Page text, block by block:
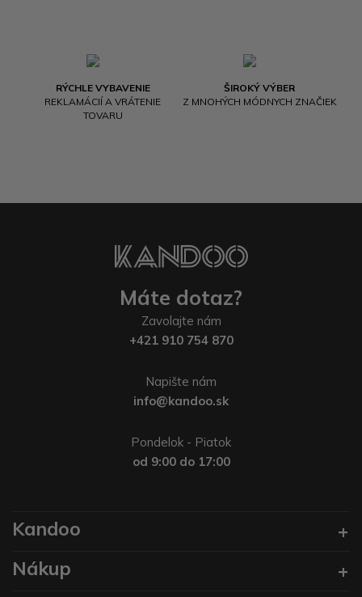
RÝCHLE VYBAVENIE
REKLAMÁCIÍ A VRÁTENIE
TOVARU
ŠIROKÝ VÝBER
Z MNOHÝCH MÓDNYCH ZNAČIEK
Máte dotaz?
Zavolajte nám
+421 910 754 870
Napište nám
info@kandoo.sk
Pondelok - Piatok
od 9:00 do 17:00
Kandoo
Nákup